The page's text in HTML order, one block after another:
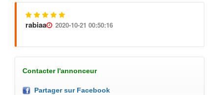
rabiaa 2020-10-21 00:50:16
Contacter l'annonceur
Partager sur Facebook